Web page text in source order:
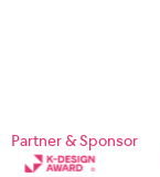
Partner & Sponsor